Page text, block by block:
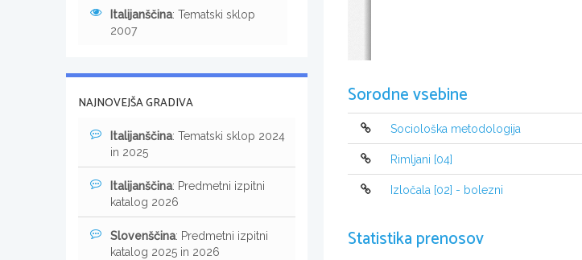
Sorodne vsebine
Sociološka metodologija
Rimljani [04]
Izločala [02] - bolezni
Statistika prenosov
Italijanščina: Tematski sklop
2007
NAJNOVEJŠA GRADIVA
Italijanščina: Tematski sklop 2024
in 2025
Italijanščina: Predmetni izpitni
katalog 2026
Slovenščina: Predmetni izpitni
katalog 2025 in 2026